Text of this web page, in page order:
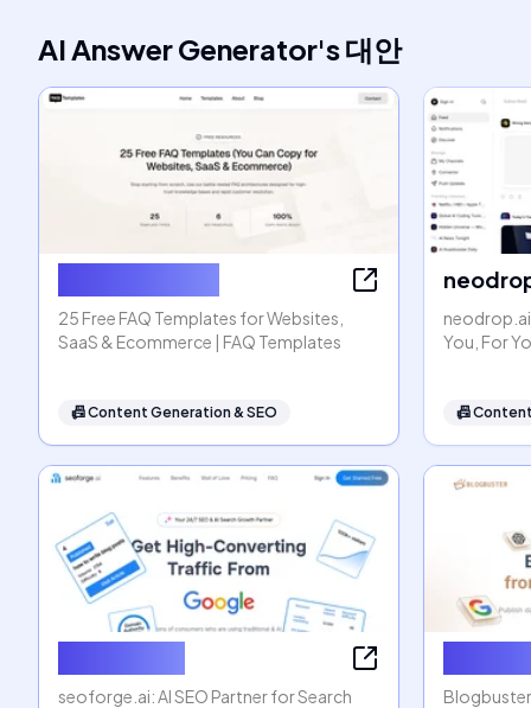
AI Answer Generator's대안
25 Free FAQ Templates for Websites,
SaaS & Ecommerce | FAQ Templates
📠Content Generation & SEO
You, For
📠
seoforge.ai: AI SEO Partner for Search